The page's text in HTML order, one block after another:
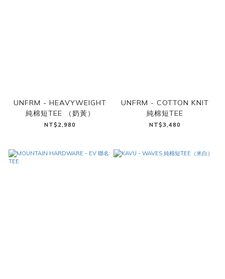
UNFRM - HEAVYWEIGHT
純棉短TEE （奶黃）
NT$2,980
UNFRM - COTTON KNIT
純棉短TEE
NT$3,480